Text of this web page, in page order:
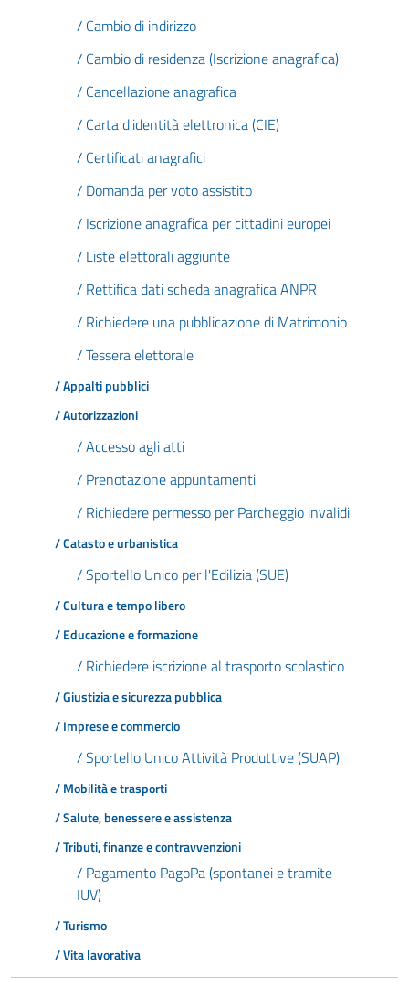
/ Cambio di indirizzo
/ Cambio di residenza (Iscrizione anagrafica)
/ Cancellazione anagrafica
/ Carta d'identità elettronica (CIE)
/ Certificati anagrafici
/ Domanda per voto assistito
/ Iscrizione anagrafica per cittadini europei
/ Liste elettorali aggiunte
/ Rettifica dati scheda anagrafica ANPR
/ Richiedere una pubblicazione di Matrimonio
/ Tessera elettorale
/ Appalti pubblici
/ Autorizzazioni
/ Accesso agli atti
/ Prenotazione appuntamenti
/ Richiedere permesso per Parcheggio invalidi
/ Catasto e urbanistica
/ Sportello Unico per l'Edilizia (SUE)
/ Cultura e tempo libero
/ Educazione e formazione
/ Richiedere iscrizione al trasporto scolastico
/ Giustizia e sicurezza pubblica
/ Imprese e commercio
/ Sportello Unico Attività Produttive (SUAP)
/ Mobilità e trasporti
/ Salute, benessere e assistenza
/ Tributi, finanze e contravvenzioni
/ Pagamento PagoPa (spontanei e tramite
IUV)
/ Turismo
/ Vita lavorativa